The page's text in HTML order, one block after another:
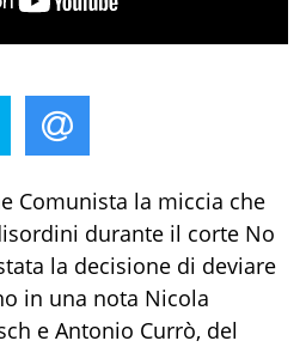
Comunista la miccia che
durante il corte No
la decisione di deviare
in una nota Nicola
e Antonio Currò, del